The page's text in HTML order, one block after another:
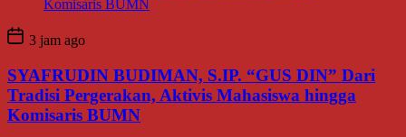
3 jam ago
SYAFRUDIN BUDIMAN, S.IP. “GUS DIN” Dari
Tradisi Pergerakan, Aktivis Mahasiswa hingga
Komisaris BUMN